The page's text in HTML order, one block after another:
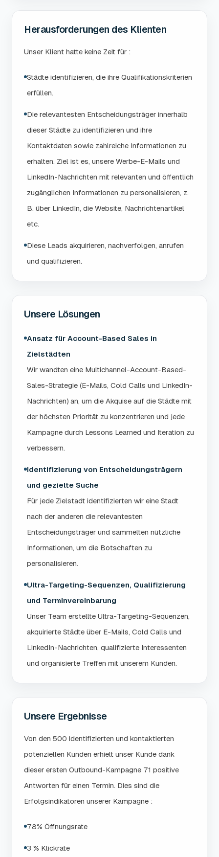
Herausforderungen des Klienten
Unser Klient hatte keine Zeit für :
Städte identifizieren, die ihre Qualifikationskriterien
erfüllen.
Die relevantesten Entscheidungsträger innerhalb
dieser Städte zu identifizieren und ihre
Kontaktdaten sowie zahlreiche Informationen zu
erhalten. Ziel ist es, unsere Werbe-E-Mails und
LinkedIn-Nachrichten mit relevanten und öffentlich
zugänglichen Informationen zu personalisieren, z.
B. über LinkedIn, die Website, Nachrichtenartikel
etc.
Diese Leads akquirieren, nachverfolgen, anrufen
und qualifizieren.
Unsere Lösungen
Ansatz für Account-Based Sales in
Zielstädten
Wir wandten eine Multichannel-Account-Based-
Sales-Strategie (E-Mails, Cold Calls und LinkedIn-
Nachrichten) an, um die Akquise auf die Städte mit
der höchsten Priorität zu konzentrieren und jede
Kampagne durch Lessons Learned und Iteration zu
verbessern.
Identifizierung von Entscheidungsträgern
und gezielte Suche
Für jede Zielstadt identifizierten wir eine Stadt
nach der anderen die relevantesten
Entscheidungsträger und sammelten nützliche
Informationen, um die Botschaften zu
personalisieren.
Ultra-Targeting-Sequenzen, Qualifizierung
und Terminvereinbarung
Unser Team erstellte Ultra-Targeting-Sequenzen,
akquirierte Städte über E-Mails, Cold Calls und
LinkedIn-Nachrichten, qualifizierte Interessenten
und organisierte Treffen mit unserem Kunden.
Unsere Ergebnisse
Von den 500 identifizierten und kontaktierten
potenziellen Kunden erhielt unser Kunde dank
dieser ersten Outbound-Kampagne 71 positive
Antworten für einen Termin. Dies sind die
Erfolgsindikatoren unserer Kampagne :
78% Öffnungsrate
3 % Klickrate